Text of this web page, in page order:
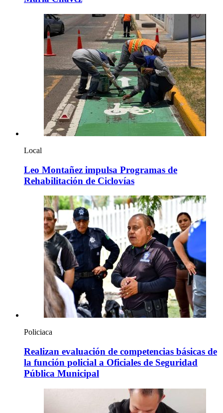
Local
Leo Montañez impulsa Programas de
Rehabilitación de Ciclovías
Policiaca
Realizan evaluación de competencias básicas de
la función policial a Oficiales de Seguridad
Pública Municipal